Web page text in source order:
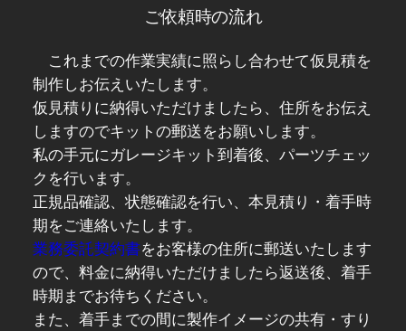
ご依頼時の流れ
これまでの作業実績に照らし合わせて仮見積を
制作しお伝えいたします。
仮見積りに納得いただけましたら、住所をお伝え
しますのでキットの郵送をお願いします。
私の手元にガレージキット到着後、パーツチェッ
クを行います。
正規品確認、状態確認を行い、本見積り・着手時
期をご連絡いたします。
業務委託契約書をお客様の住所に郵送いたします
ので、料金に納得いただけましたら返送後、着手
時期までお待ちください。
また、着手までの間に製作イメージの共有・すり